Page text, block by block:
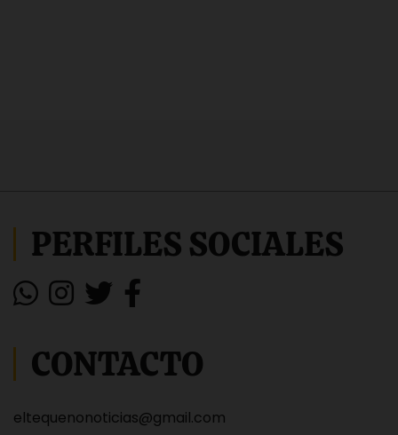
PERFILES SOCIALES
CONTACTO
eltequenonoticias@gmail.com